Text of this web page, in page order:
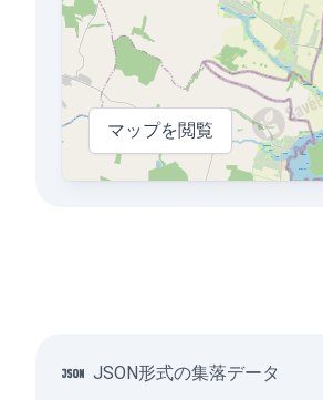
マップを閲覧
JSON形式の集落データ